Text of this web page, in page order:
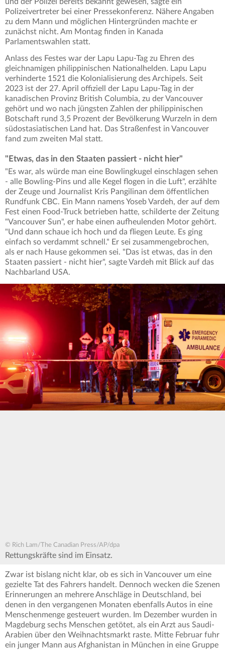
Polizeivertreter bei einer Pressekonferenz. Nähere Angaben
zu dem Mann und möglichen Hintergründen machte er
zunächst nicht. Am Montag finden in Kanada
Parlamentswahlen statt.
Anlass des Festes war der Lapu Lapu-Tag zu Ehren des
gleichnamigen philippinischen Nationalhelden. Lapu Lapu
verhinderte 1521 die Kolonialisierung des Archipels. Seit
2023 ist der 27. April offiziell der Lapu Lapu-Tag in der
kanadischen Provinz British Columbia, zu der Vancouver
gehört und wo nach jüngsten Zahlen der philippinischen
Botschaft rund 3,5 Prozent der Bevölkerung Wurzeln in dem
südostasiatischen Land hat. Das Straßenfest in Vancouver
fand zum zweiten Mal statt.
"Etwas, das in den Staaten passiert - nicht hier"
"Es war, als würde man eine Bowlingkugel einschlagen sehen
- alle Bowling-Pins und alle Kegel flogen in die Luft", erzählte
der Zeuge und Journalist Kris Pangilinan dem öffentlichen
Rundfunk CBC. Ein Mann namens Yoseb Vardeh, der auf dem
Fest einen Food-Truck betrieben hatte, schilderte der Zeitung
"Vancouver Sun", er habe einen aufheulenden Motor gehört.
"Und dann schaue ich hoch und da fliegen Leute. Es ging
einfach so verdammt schnell." Er sei zusammengebrochen,
als er nach Hause gekommen sei. "Das ist etwas, das in den
Staaten passiert - nicht hier", sagte Vardeh mit Blick auf das
Nachbarland USA.
© Rich Lam/The Canadian Press/AP/dpa
Rettungskräfte sind im Einsatz.
Zwar ist bislang nicht klar, ob es sich in Vancouver um eine
gezielte Tat des Fahrers handelt. Dennoch wecken die Szenen
Erinnerungen an mehrere Anschläge in Deutschland, bei
denen in den vergangenen Monaten ebenfalls Autos in eine
Menschenmenge gesteuert wurden. Im Dezember wurden in
Magdeburg sechs Menschen getötet, als ein Arzt aus Saudi-
Arabien über den Weihnachtsmarkt raste. Mitte Februar fuhr
ein junger Mann aus Afghanistan in München in eine Gruppe